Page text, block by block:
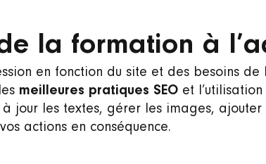
la formation à
en fonction du site et des besoins de
meilleures pratiques SEO et
jour les textes, gérer les images,
actions en conséquence.